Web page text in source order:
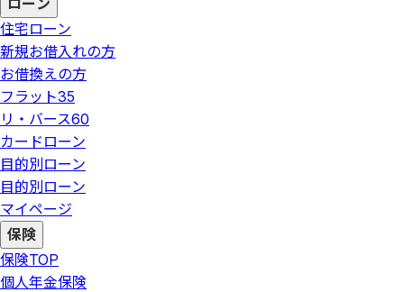
ローン
住宅ローン
新規お借入れの方
お借換えの方
フラット35
リ・バース60
カードローン
目的別ローン
目的別ローン
マイページ
保険
保険TOP
個人年金保険